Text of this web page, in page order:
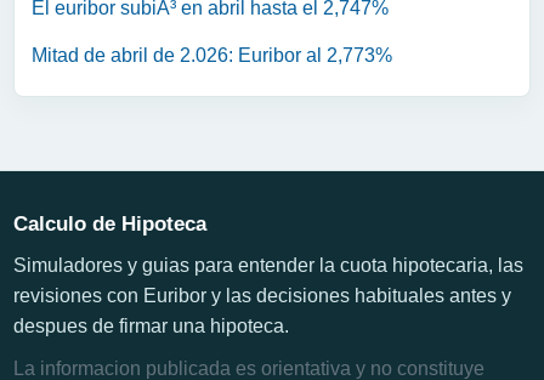
El euribor subiÃ³ en abril hasta el 2,747%
Mitad de abril de 2.026: Euribor al 2,773%
Calculo de Hipoteca
Simuladores y guias para entender la cuota hipotecaria, las
revisiones con Euribor y las decisiones habituales antes y
despues de firmar una hipoteca.
La informacion publicada es orientativa y no constituye